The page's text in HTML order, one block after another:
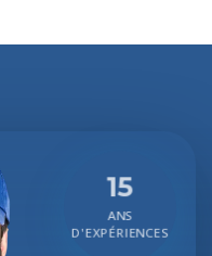
15
ANS
D'EXPÉRIENCES